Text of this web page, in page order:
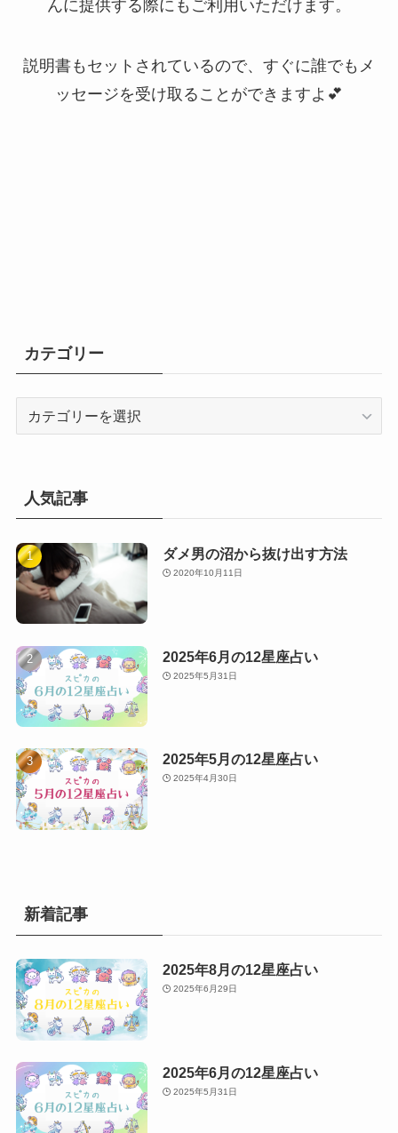
んに提供する際にもご利用いただけます。
説明書もセットされているので、すぐに誰でもメ
ッセージを受け取ることができますよ💕
カテゴリー
人気記事
ダメ男の沼から抜け出す方法
2020年10月11日
2025年6月の12星座占い
2025年5月31日
2025年5月の12星座占い
2025年4月30日
新着記事
2025年8月の12星座占い
2025年6月29日
2025年6月の12星座占い
2025年5月31日